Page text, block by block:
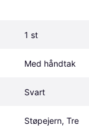
1 st
Med håndtak
Svart
Støpejern, Tre